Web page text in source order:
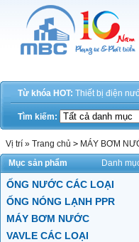
Từ khóa HOT: Thiết bị điện
Tìm kiếm:
Vị trí » Trang chủ > MÁY BƠM
Mục sản phẩm
Danh
ỐNG NƯỚC CÁC LOẠI
ỐNG NÓNG LẠNH PPR
MÁY BƠM NƯỚC
VAVLE CÁC LOẠI